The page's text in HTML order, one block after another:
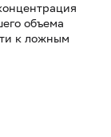
объема
к ложным